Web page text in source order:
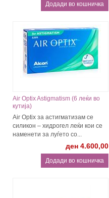
Air Optix Astigmatism (6 леќи во
кутија)
Air Optix за астигматизaм се
силикон – хидрогел леќи кои се
наменети за луѓето со...
ден 4.600,00